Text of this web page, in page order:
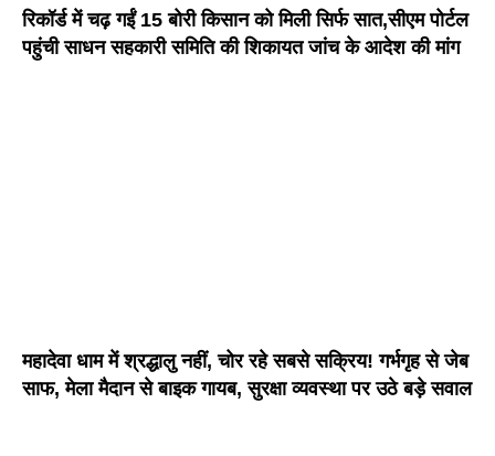
रिकॉर्ड में चढ़ गईं 15 बोरी किसान को मिली सिर्फ सात,सीएम पोर्टल
पहुंची साधन सहकारी समिति की शिकायत जांच के आदेश की मांग
महादेवा धाम में श्रद्धालु नहीं, चोर रहे सबसे सक्रिय! गर्भगृह से जेब
साफ, मेला मैदान से बाइक गायब, सुरक्षा व्यवस्था पर उठे बड़े सवाल